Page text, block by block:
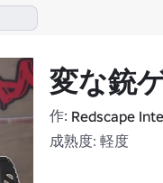
変な銃
作: Redscape
成熟度: 軽度